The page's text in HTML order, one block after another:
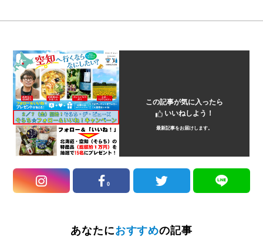
この記事が気に入ったら
いいねしよう！
最新記事をお届けします。
0
あなたにおすすめの記事